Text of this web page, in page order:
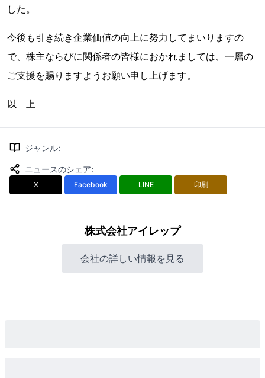
した。
今後も引き続き企業価値の向上に努力してまいりますの
で、株主ならびに関係者の皆様におかれましては、一層の
ご支援を賜りますようお願い申し上げます。
以 上
ジャンル:
ニュースのシェア:
X Facebook LINE 印刷
株式会社アイレップ
会社の詳しい情報を見る